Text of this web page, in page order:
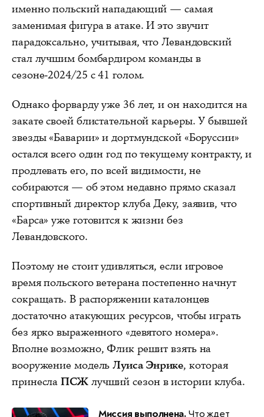
именно польский нападающий — самая
заменимая фигура в атаке. И это звучит
парадоксально, учитывая, что Левандовский
стал лучшим бомбардиром команды в
сезоне-2024/25 с 41 голом.
Однако форварду уже 36 лет, и он находится на
закате своей блистательной карьеры. У бывшей
звезды «Баварии» и дортмундской «Боруссии»
остался всего один год по текущему контракту, и
продлевать его, по всей видимости, не
собираются — об этом недавно прямо сказал
спортивный директор клуба Деку, заявив, что
«Барса» уже готовится к жизни без
Левандовского.
Поэтому не стоит удивляться, если игровое
время польского ветерана постепенно начнут
сокращать. В распоряжении каталонцев
достаточно атакующих ресурсов, чтобы играть
без ярко выраженного «девятого номера».
Вполне возможно, Флик решит взять на
вооружение модельЛуиса Энрике, которая
принеслаПСЖлучший сезон в истории клуба.
Миссия выполнена.Что ждет